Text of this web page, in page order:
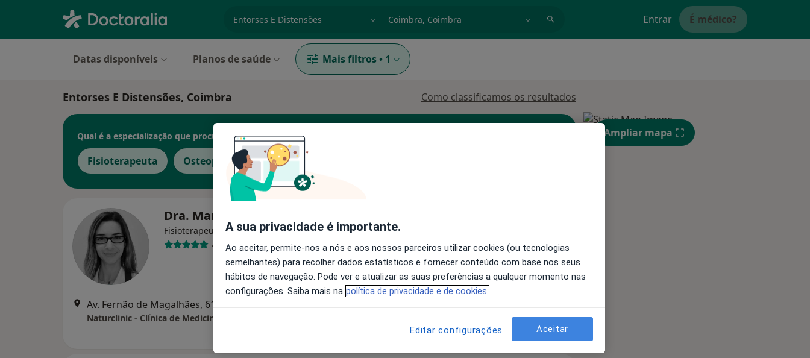
Entrar É médico?
Datas disponíveis Planos de saúde Mais filtros • 1
Entorses E Distensões, Coimbra Como classificamos os resultados
Qual é a especialização que procura?
Fisioterapeuta Osteopata Podologista
Dra. Marta Amaro
Fisioterapeuta, Osteopata
4 opiniões
Naturclinic - Clínica de Medicina Funcional
6 Ago
O agendamento online não está
disponível
Ampliar mapa
A sua privacidade é importante.
Ao aceitar, permite-nos a nós e aos nossos parceiros utilizar cookies (ou tecnologias
semelhantes) para recolher dados estatísticos e fornecer conteúdo com base nos seus
hábitos de navegação. Pode ver e atualizar as suas preferências a qualquer momento nas
configurações. Saiba mais na política de privacidade e de cookies.
Editar configurações Aceitar